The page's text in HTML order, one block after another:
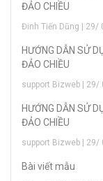
ĐẢO CHIỀU
Đinh Tiến Dũng | 29/
HƯỚNG DẪN SỬ
ĐẢO CHIỀU
support Bizweb | 29/
HƯỚNG DẪN SỬ
ĐẢO CHIỀU
support Bizweb | 29/
Bài viết mẫu